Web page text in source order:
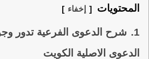
المحتويات إخفاء
1.
شرح الدعوى الفرعية تدور
الدعوى الاصلية الكويت